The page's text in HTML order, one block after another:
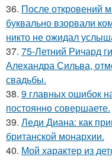
36. После откровений
буквально взорвали
никто не ожидал
37. 75-Летний Ричард
Алехандра Сильва,
свадьбы.
38. 9 главных ошибок
постоянно совершаете.
39. Леди Диана: как
британской монархии.
40. Мой характер из